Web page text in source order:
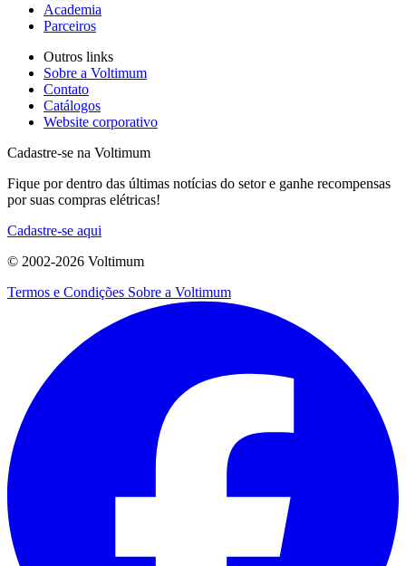
Academia
Parceiros
Outros links
Sobre a Voltimum
Contato
Catálogos
Website corporativo
Cadastre-se na Voltimum
Fique por dentro das últimas notícias do setor e ganhe recompensas
por suas compras elétricas!
Cadastre-se aqui
© 2002-2026 Voltimum
Termos e Condições Sobre a Voltimum